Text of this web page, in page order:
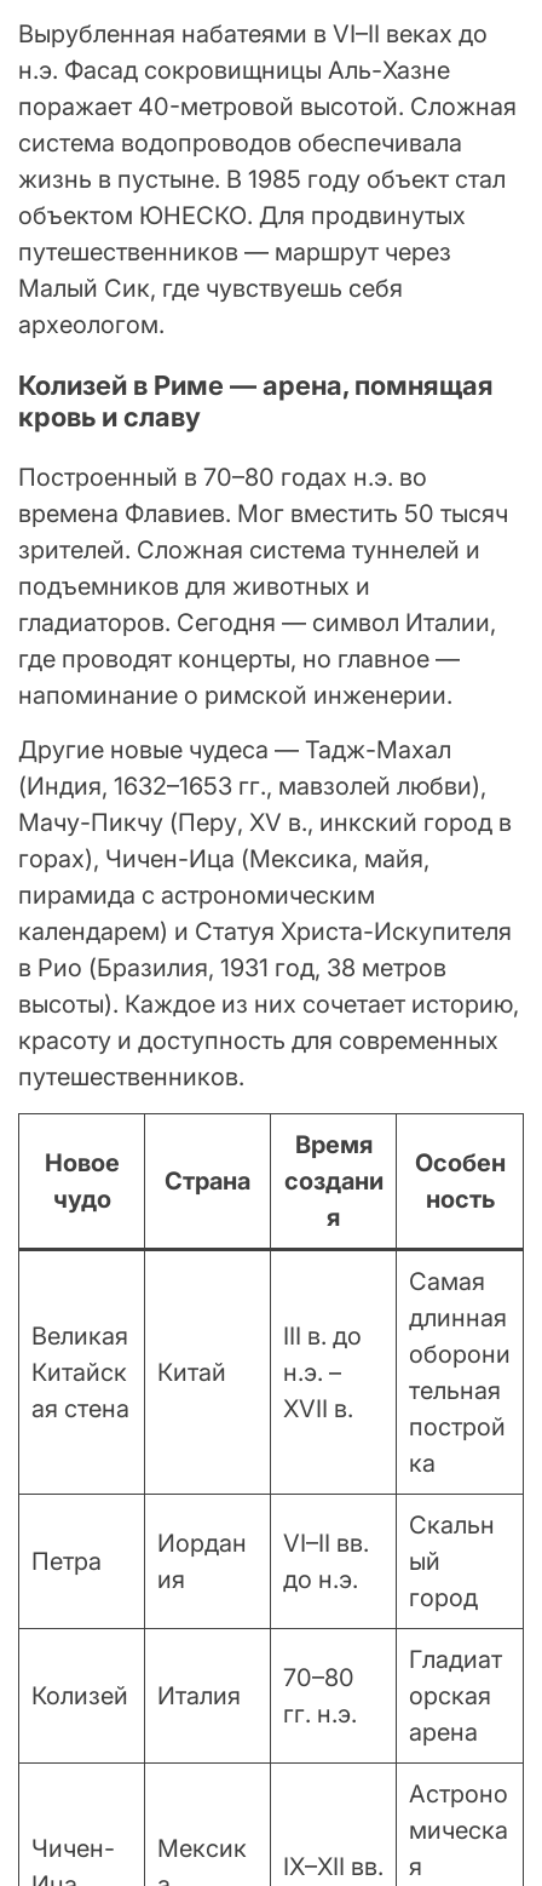
Вырубленная набатеями в VI–II веках до
н.э. Фасад сокровищницы Аль-Хазне
поражает 40-метровой высотой. Сложная
система водопроводов обеспечивала
жизнь в пустыне. В 1985 году объект стал
объектом ЮНЕСКО. Для продвинутых
путешественников — маршрут через
Малый Сик, где чувствуешь себя
археологом.
Колизей в Риме — арена, помнящая
кровь и славу
Построенный в 70–80 годах н.э. во
времена Флавиев. Мог вместить 50 тысяч
зрителей. Сложная система туннелей и
подъемников для животных и
гладиаторов. Сегодня — символ Италии,
где проводят концерты, но главное —
напоминание о римской инженерии.
Другие новые чудеса — Тадж-Махал
(Индия, 1632–1653 гг., мавзолей любви),
Мачу-Пикчу (Перу, XV в., инкский город в
горах), Чичен-Ица (Мексика, майя,
пирамида с астрономическим
календарем) и Статуя Христа-Искупителя
в Рио (Бразилия, 1931 год, 38 метров
высоты). Каждое из них сочетает историю,
красоту и доступность для современных
путешественников.
Новое
чудо
Страна
Время
создани
я
Особен
ность
Великая
Китайск
ая стена
Китай
III в. до
н.э. –
XVII в.
Самая
длинная
оборони
тельная
построй
ка
Петра
Иордан
ия
VI–II вв.
до н.э.
Скальн
ый
город
Колизей Италия
70–80
гг. н.э.
Гладиат
орская
арена
Чичен-
Мексик
IX–XII вв.
Астроно
мическа
я